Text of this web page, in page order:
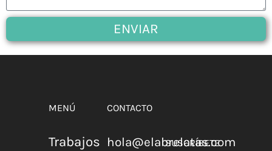
ENVIAR
MENÚ
Trabajos
CONTACTO
hola@elabrelatas.com
SUSCRÍBETE